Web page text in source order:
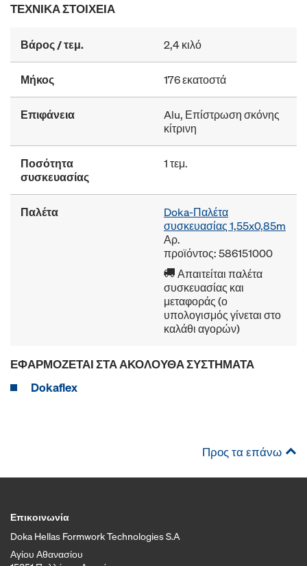
ΤΕΧΝΙΚΆ ΣΤΟΙΧΕΊΑ
Βάρος / τεμ. 2,4 κιλό
Μήκος 176 εκατοστά
Επιφάνεια
Alu, Επίστρωση σκόνης
κίτρινη
Ποσότητα
συσκευασίας
1 τεμ.
Παλέτα
Doka-Παλέτα
συσκευασίας 1,55x0,85m
Αρ.
προϊόντος: 586151000
Απαιτείται παλέτα
συσκευασίας και
μεταφοράς (ο
υπολογισμός γίνεται στο
καλάθι αγορών)
ΕΦΑΡΜΌΖΕΤΑΙ ΣΤΑ ΑΚΌΛΟΥΘΑ ΣΥΣΤΉΜΑΤΑ
Dokaflex
Προς τα επάνω
Επικοινωνία
Doka Hellas Formwork Technologies S.A
Αγίου Αθανασίου